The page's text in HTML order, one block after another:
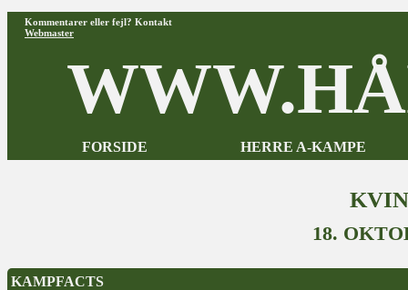
Kommentarer eller fejl? Kontakt
Webmaster
FORSIDE HERRE A-KAMPE
18.
KAMPFACTS